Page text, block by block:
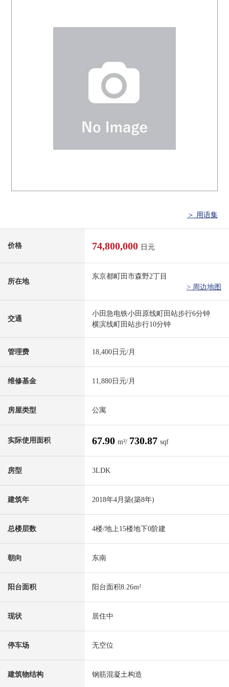
＞ 用语集
价格 74,800,000 日元
所在地
东京都町田市森野2丁目
> 周边地图
交通
小田急电铁小田原线町田站步行6分钟
横滨线町田站步行10分钟
管理费 18,400日元/月
维修基金 11,880日元/月
房屋类型 公寓
实际使用面积 67.90 m²/ 730.87 sqf
房型 3LDK
建筑年 2018年4月築(築8年)
总楼层数 4楼/地上15楼地下0阶建
朝向 东南
阳台面积 阳台面积8.26m²
现状 居住中
停车场 无空位
建筑物结构 钢筋混凝土构造